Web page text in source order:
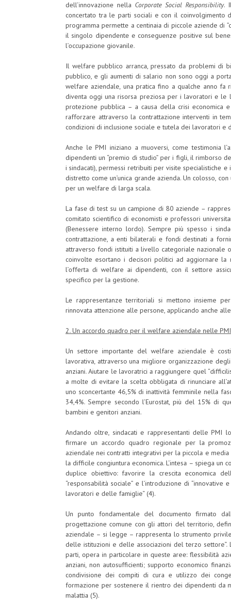
dell’innovazione nella Corporate Social Responsibility.
concertato tra le parti sociali e con il
programma permette a centinaia di piccole aziende di
il singolo dipendente e conseguenze positive sul
l’occupazione giovanile.
Il welfare pubblico arranca, pressato da problemi di
pubblico, e gli aumenti di salario non sono oggi a
welfare aziendale, una pratica fino a qualche anno
diventa oggi una risorsa preziosa per i lavoratori e
protezione pubblica – a causa della crisi
rafforzare attraverso la contrattazione interventi in
condizioni di inclusione sociale e tutela dei lavoratori e
Anche le PMI iniziano a muoversi, come testimonia
dipendenti un “premio di studio” per i figli, il rimborso
i sindacati), permessi retribuiti per visite specialistiche
distretto come un’unica grande azienda. Un colosso,
per un welfare di larga scala.
La fase di test su un campione di 80 aziende –
comitato scientifico di economisti e professori
(Benessere interno lordo). Sempre più spesso i
contrattazione, a enti bilaterali e fondi destinati a
attraverso fondi istituiti a livello categoriale nazionale
coinvolte esortano i decisori politici ad aggiornare la
l’offerta di welfare ai dipendenti, con il settore
specifico per la gestione.
Le rappresentanze territoriali si mettono insieme
rinnovata attenzione alle persone, applicando anche
2. Un accordo quadro per il welfare aziendale nelle
Un settore importante del welfare aziendale è
lavorativa, attraverso una migliore organizzazione
anziani. Aiutare le lavoratrici a raggiungere quel
a molte di evitare la scelta obbligata di rinunciare
uno sconcertante 46,5% di inattività femminile nella
34,4%. Sempre secondo l’Eurostat, più del 15% di
bambini e genitori anziani.
Andando oltre, sindacati e rappresentanti delle
firmare un accordo quadro regionale per la
aziendale nei contratti integrativi per la piccola e
la difficile congiuntura economica. L’intesa – spiega un
duplice obiettivo: favorire la crescita economica
“responsabilità sociale” e l’introduzione di
lavoratori e delle famiglie” (4).
Un punto fondamentale del documento firmato
progettazione comune con gli attori del territorio,
aziendale – si legge – rappresenta lo strumento
delle istituzioni e delle associazioni del terzo settore”.
parti, opera in particolare in queste aree: flessibilità
anziani, non autosufficienti; supporto economico
condivisione dei compiti di cura e utilizzo dei
formazione per sostenere il rientro dei dipendenti da
malattia (5).